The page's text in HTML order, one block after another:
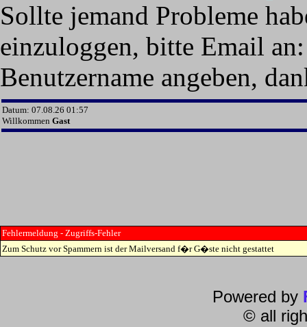
Sollte jemand Probleme
einzuloggen, bitte Email
Benutzername angeben,
Datum: 07.08.26 01:57
Willkommen Gast
Fehlermeldung - Zugriffs-Fehler
Zum Schutz vor Spammern ist der Mailversand f�r G�ste nicht gestattet
Powered by
© all